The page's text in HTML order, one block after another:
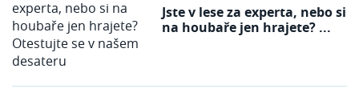
Jste v lese za experta, nebo si
na houbaře jen hrajete? ...